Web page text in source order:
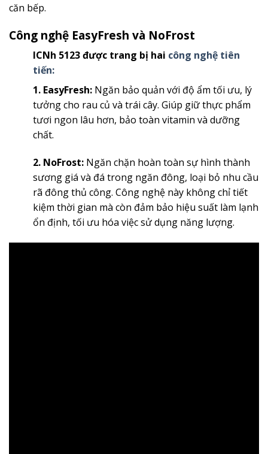
căn bếp.
Công nghệ EasyFresh và NoFrost
ICNh 5123 được trang bị hai công nghệ tiên
tiến:
1. EasyFresh: Ngăn bảo quản với độ ẩm tối ưu, lý
tưởng cho rau củ và trái cây. Giúp giữ thực phẩm
tươi ngon lâu hơn, bảo toàn vitamin và dưỡng
chất.
2. NoFrost: Ngăn chặn hoàn toàn sự hình thành
sương giá và đá trong ngăn đông, loại bỏ nhu cầu
rã đông thủ công. Công nghệ này không chỉ tiết
kiệm thời gian mà còn đảm bảo hiệu suất làm lạnh
ổn định, tối ưu hóa việc sử dụng năng lượng.